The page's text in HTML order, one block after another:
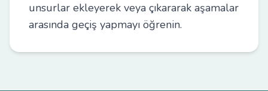
unsurlar ekleyerek veya çıkararak aşamalar
arasında geçiş yapmayı öğrenin.